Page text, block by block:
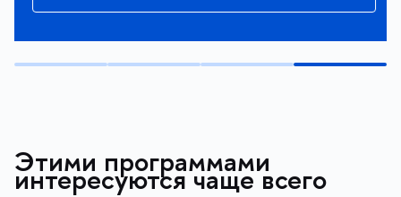
Этими программами
интересуются чаще всего